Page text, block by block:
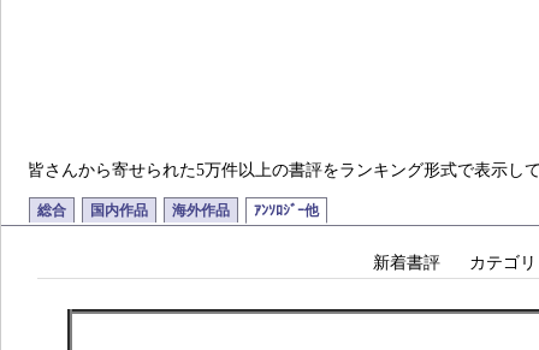
皆さんから寄せられた5万件以上の書評をランキング形式で表示し
総合 国内作品 海外作品 ｱﾝｿﾛｼﾞｰ他
新着書評 カテゴリ